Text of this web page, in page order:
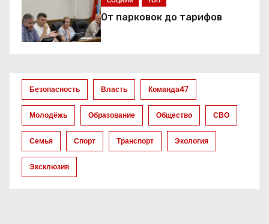
От парковок до тарифов
Безопасность Власть Команда47
Молодёжь Образование Общество СВО
Семья Спорт Транспорт Экология
Эксклюзив